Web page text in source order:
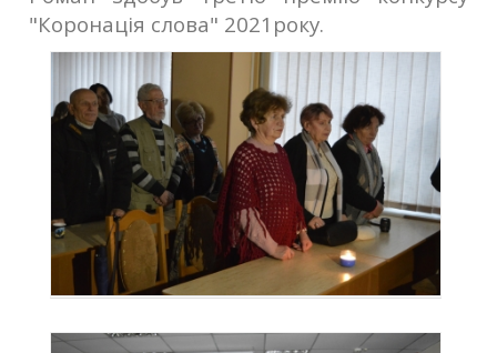
"Коронація слова" 2021року.